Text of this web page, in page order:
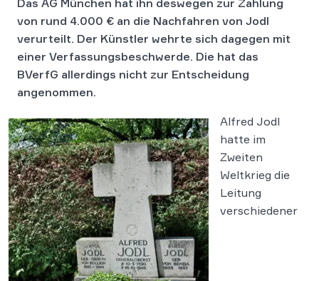
Das AG München hat ihn deswegen zur Zahlung
von rund 4.000 € an die Nachfahren von Jodl
verurteilt. Der Künstler wehrte sich dagegen mit
einer Verfassungsbeschwerde. Die hat das
BVerfG allerdings nicht zur Entscheidung
angenommen.
Alfred Jodl
hatte im
Zweiten
Weltkrieg die
Leitung
verschiedener